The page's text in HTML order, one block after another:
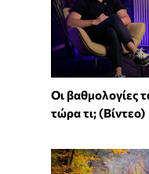
Οι βαθμολογίες
τώρα τι; (Βίντεο)